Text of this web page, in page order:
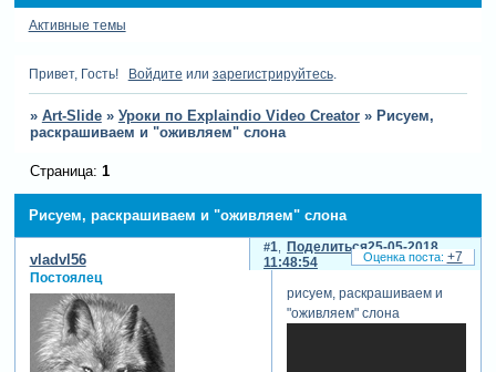
Активные темы
Привет, Гость! Войдите или зарегистрируйтесь.
» Art-Slide » Уроки по Explaindio Video Creator » Рисуем,
раскрашиваем и "оживляем" слона
Рисуем, раскрашиваем и "оживляем" слона
Страница: 1
Поделиться
1
25-05-2018
11:48:54
vladvl56
Постоялец
рисуем, раскрашиваем и
"оживляем" слона
+7